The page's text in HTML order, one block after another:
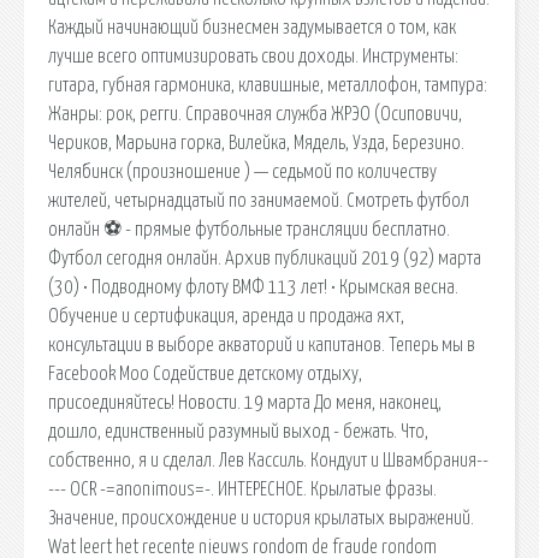
Каждый начинающий бизнесмен задумывается о том, как
лучше всего оптимизировать свои доходы. Инструменты:
гитара, губная гармоника, клавишные, металлофон, тампура:
Жанры: рок, регги. Справочная служба ЖРЭО (Осиповичи,
Чериков, Марьина горка, Вилейка, Мядель, Узда, Березино.
Челя́бинск (произношение ) — седьмой по количеству
жителей, четырнадцатый по занимаемой. Смотреть футбол
онлайн ⚽ - прямые футбольные трансляции бесплатно.
Футбол сегодня онлайн. Архив публикаций 2019 (92) марта
(30) • Подводному флоту ВМФ 113 лет! • Крымская весна.
Обучение и сертификация, аренда и продажа яхт,
консультации в выборе акваторий и капитанов. Теперь мы в
Facebook Моо Содействие детскому отдыху,
присоединяйтесь! Новости. 19 марта До меня, наконец,
дошло, единственный разумный выход - бежать. Что,
собственно, я и сделал. Лев Кассиль. Кондуит и Швамбрания--
--- OCR -=anonimous=-. ИНТЕРЕСНОЕ. Крылатые фразы.
Значение, происхождение и история крылатых выражений.
Wat leert het recente nieuws rondom de fraude rondom